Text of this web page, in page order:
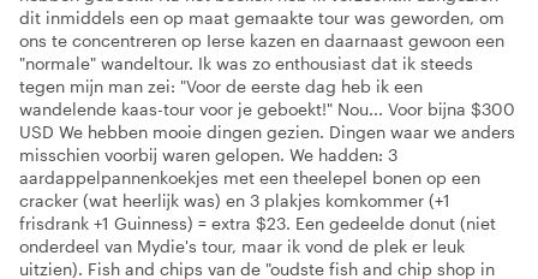
dit inmiddels een op maat gemaakte tour was geworden, om
ons te concentreren op Ierse kazen en daarnaast gewoon een
"normale" wandeltour. Ik was zo enthousiast dat ik steeds
tegen mijn man zei: "Voor de eerste dag heb ik een
wandelende kaas-tour voor je geboekt!" Nou... Voor bijna $300
USD We hebben mooie dingen gezien. Dingen waar we anders
misschien voorbij waren gelopen. We hadden: 3
aardappelpannenkoekjes met een theelepel bonen op een
cracker (wat heerlijk was) en 3 plakjes komkommer (+1
frisdrank +1 Guinness) = extra $23. Een gedeelde donut (niet
onderdeel van Mydie's tour, maar ik vond de plek er leuk
uitzien). Fish and chips van de "oudste fish and chip shop in